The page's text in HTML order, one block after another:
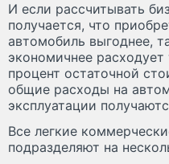
И если рассчитывать
получается, что
автомобиль выгоднее,
экономичнее
процент остаточной
общие расходы на
эксплуатации
Все легкие
подразделяют на